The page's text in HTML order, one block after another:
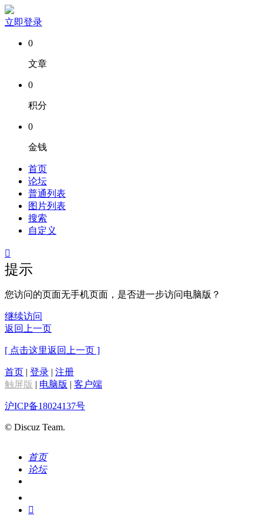
立即登录
0
文章
0
积分
0
金钱
首页
论坛
普通列表
图片列表
搜索
自定义

提示
您访问的页面无手机页面，是否进一步访问电脑版？
继续访问
返回上一页
[ 点击这里返回上一页 ]
首页 | 登录 | 注册
触屏版 | 电脑版 | 客户端
沪ICP备18024137号
© Discuz Team.
首页
论坛
我的
